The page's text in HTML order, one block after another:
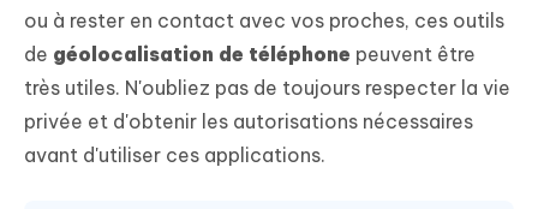
ou à rester en contact avec vos proches, ces outils
de géolocalisation de téléphone peuvent être
très utiles. N'oubliez pas de toujours respecter la vie
privée et d'obtenir les autorisations nécessaires
avant d'utiliser ces applications.